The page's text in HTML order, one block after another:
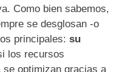
Como bien sabemos,
se desglosan -o
principales: su
los recursos
optimizan gracias a